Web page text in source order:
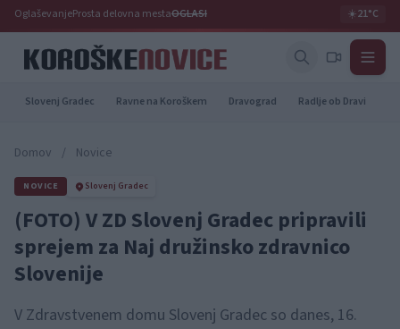
OglaševanjeProsta delovna mestaOGLASI ☀️21°C
Slovenj Gradec Ravne na Koroškem Dravograd Radlje ob Dravi
Domov / Novice
NOVICE Slovenj Gradec
(FOTO) V ZD Slovenj Gradec pripravili
sprejem za Naj družinsko zdravnico
Slovenije
V Zdravstvenem domu Slovenj Gradec so danes, 16.